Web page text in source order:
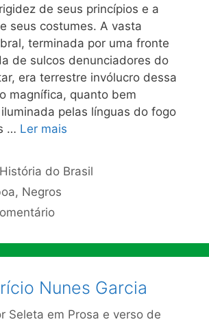
de seus princípios e a
seus costumes. A vasta
terminada por uma fronte
de sulcos denunciado­res do
era terrestre invólucro dessa
magnífica, quanto bem
pelas línguas do fogo
… Ler mais
História do Brasil
, Negros
Nunes Garcia
Seleta em Prosa e verso de